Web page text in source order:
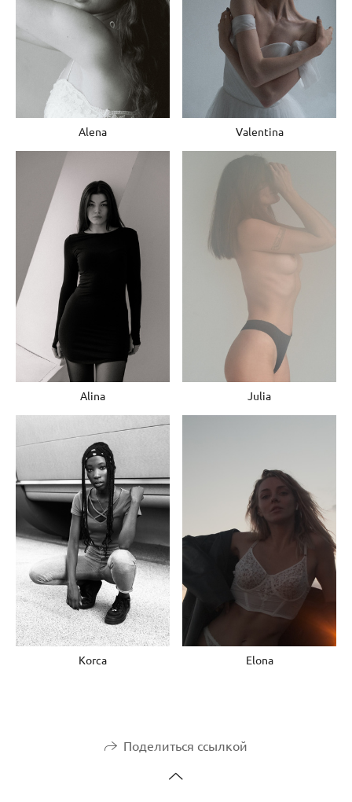
Alena Valentina
Alina Julia
Korca Elona
Поделиться ссылкой